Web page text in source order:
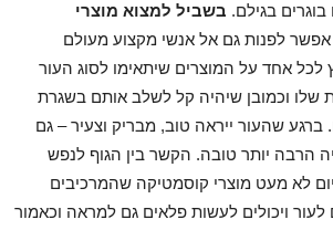
בגילם. בשביל למצוא מוצרי
אפשר לפנות גם אל אנשי מקצוע מעולם
לכל אחד על המוצרים שיתאימו לסוג העור
שלו וכמובן שיהיה קל לשלב אותם בשגרת
ברגע שהעור ייראה טוב, מבריק וצעיר – גם
הרבה יותר טובה. הקשר בין הגוף לנפש
לא מעט מוצרי קוסמטיקה שהמרכיבים
ויכולים לעשות פלאים גם למראה וכאמור